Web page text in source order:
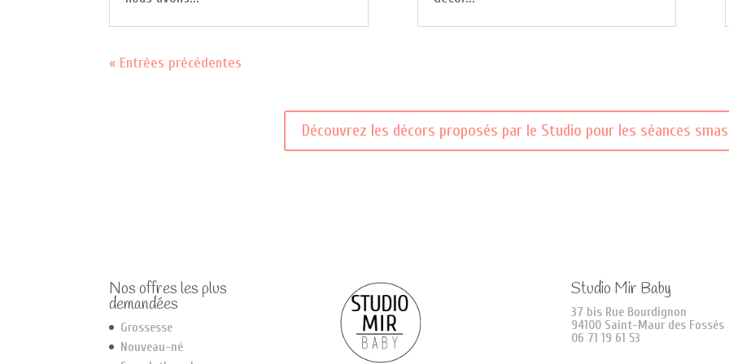
« Entrées précédentes
Découvrez les décors proposés par le Studio pour les séances
Nos offres les plus
demandées
Grossesse
Nouveau-né
Studio Mir Baby
37 bis Rue Bourdignon
94100 Saint-Maur des Fossés
06 71 19 61 53